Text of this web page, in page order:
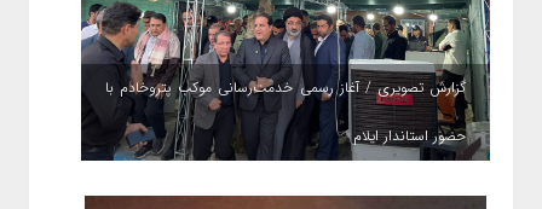
گزارش تصویری / آغاز رسمی خدمت‌رسانی موکب پتروخادم با
حضور استاندار ایلام